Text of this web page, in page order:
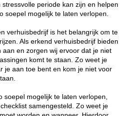
periode kan zijn en helpen
soepel mogelijk te laten verlopen.
verhuisbedrijf is het belangrijk om te
Als erkend verhuisbedrijf bieden
aan en zorgen wij ervoor dat je niet
komt te staan. Zo weet je
je aan toe bent en kom je niet voor
soepel mogelijk te laten verlopen,
samengesteld. Zo weet je